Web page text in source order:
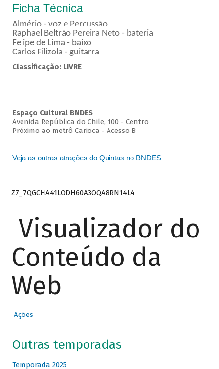
Ficha Técnica
Almério - voz e Percussão
Raphael Beltrão Pereira Neto - bateria
Felipe de Lima - baixo
Carlos Filizola - guitarra
Classificação: LIVRE
Espaço Cultural BNDES
Avenida República do Chile, 100 - Centro
Próximo ao metrô Carioca - Acesso B
Veja as outras atrações do Quintas no BNDES
Z7_7QGCHA41LODH60A3OQA8RN14L4
Visualizador do
Conteúdo da
Web
Ações
Outras temporadas
Temporada 2025